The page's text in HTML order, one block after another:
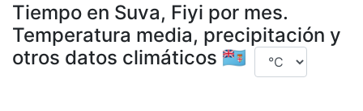
Tiempo en Suva, Fiyi por mes.
Temperatura media, precipitación y
otros datos climáticos 🇫🇯